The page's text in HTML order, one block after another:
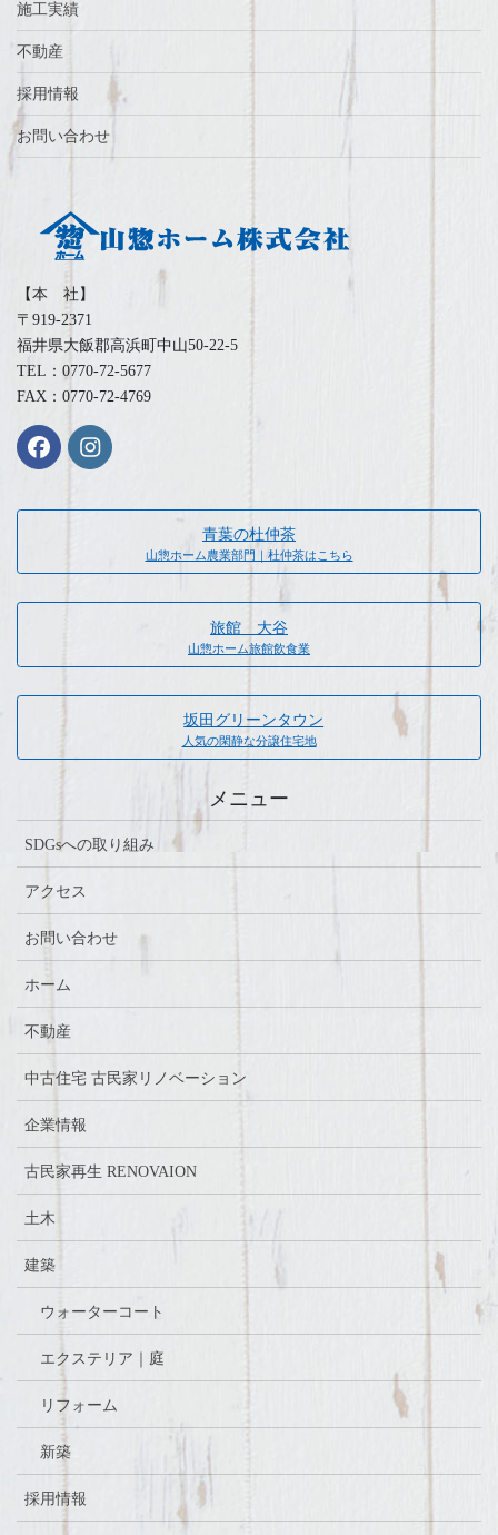
施工実績
不動産
採用情報
お問い合わせ
【本 社】
〒919-2371
福井県大飯郡高浜町中山50-22-5
TEL：0770-72-5677
FAX：0770-72-4769
青葉の杜仲茶
山惣ホーム農業部門｜杜仲茶はこちら
旅館 大谷
山惣ホーム旅館飲食業
坂田グリーンタウン
人気の閑静な分譲住宅地
メニュー
SDGsへの取り組み
アクセス
お問い合わせ
ホーム
不動産
中古住宅 古民家リノベーション
企業情報
古民家再生 RENOVAION
土木
建築
ウォーターコート
エクステリア｜庭
リフォーム
新築
採用情報